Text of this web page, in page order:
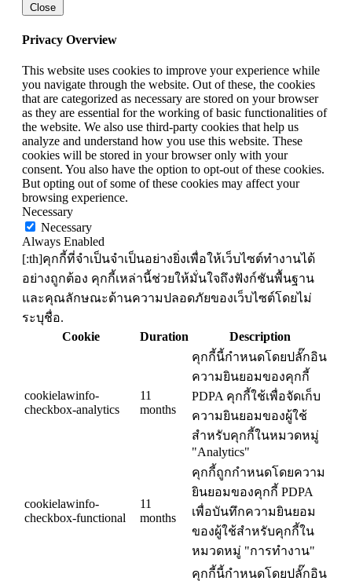
Close
Privacy Overview
This website uses cookies to improve your experience while
you navigate through the website. Out of these, the cookies
that are categorized as necessary are stored on your browser
as they are essential for the working of basic functionalities of
the website. We also use third-party cookies that help us
analyze and understand how you use this website. These
cookies will be stored in your browser only with your
consent. You also have the option to opt-out of these cookies.
But opting out of some of these cookies may affect your
browsing experience.
Necessary
Necessary
Always Enabled
[:th]คุกกี้ที่จำเป็นจำเป็นอย่างยิ่งเพื่อให้เว็บไซต์ทำงานได้
อย่างถูกต้อง คุกกี้เหล่านี้ช่วยให้มั่นใจถึงฟังก์ชันพื้นฐาน
และคุณลักษณะด้านความปลอดภัยของเว็บไซต์โดยไม่
ระบุชื่อ.
Cookie
Duration Description
cookielawinfo-
checkbox-analytics
11
months
คุกกี้นี้กำหนดโดยปลั๊กอิน
ความยินยอมของคุกกี้
PDPA คุกกี้ใช้เพื่อจัดเก็บ
ความยินยอมของผู้ใช้
สำหรับคุกกี้ในหมวดหมู่
"Analytics"
cookielawinfo-
checkbox-functional
11
months
คุกกี้ถูกกำหนดโดยความ
ยินยอมของคุกกี้ PDPA
เพื่อบันทึกความยินยอม
ของผู้ใช้สำหรับคุกกี้ใน
หมวดหมู่ "การทำงาน"
คุกกี้นี้กำหนดโดยปลั๊กอิน